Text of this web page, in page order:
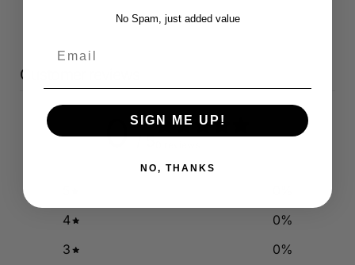
Customer reviews
0 / 5
4
0%
3
0%
No Spam, just added value
SIGN ME UP!
NO, THANKS